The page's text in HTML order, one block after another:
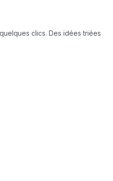
clics. Des idées triées